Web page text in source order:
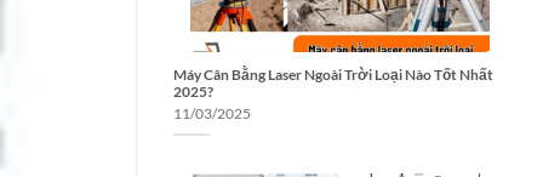
Máy Cân Bằng Laser Ngoài Trời Loại Nào Tốt Nhất
2025?
11/03/2025